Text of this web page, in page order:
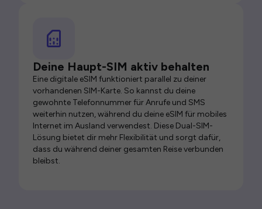
Deine Haupt-SIM aktiv behalten
Eine digitale eSIM funktioniert parallel zu deiner
vorhandenen SIM-Karte. So kannst du deine
gewohnte Telefonnummer für Anrufe und SMS
weiterhin nutzen, während du deine eSIM für mobiles
Internet im Ausland verwendest. Diese Dual-SIM-
Lösung bietet dir mehr Flexibilität und sorgt dafür,
dass du während deiner gesamten Reise verbunden
bleibst.